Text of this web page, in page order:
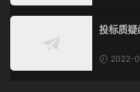
投标质疑
2022-